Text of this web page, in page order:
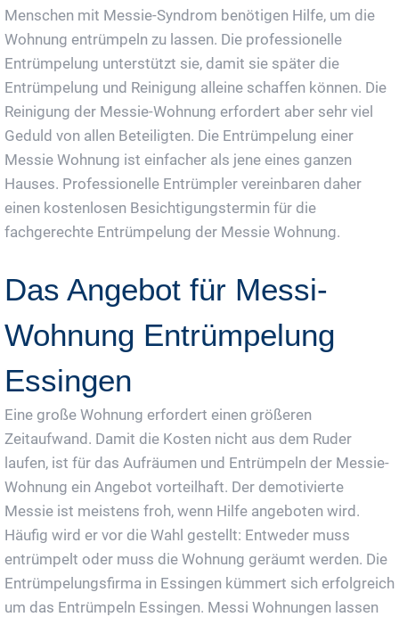
Menschen mit Messie-Syndrom benötigen Hilfe, um die
Wohnung entrümpeln zu lassen. Die professionelle
Entrümpelung unterstützt sie, damit sie später die
Entrümpelung und Reinigung alleine schaffen können. Die
Reinigung der Messie-Wohnung erfordert aber sehr viel
Geduld von allen Beteiligten. Die Entrümpelung einer
Messie Wohnung ist einfacher als jene eines ganzen
Hauses. Professionelle Entrümpler vereinbaren daher
einen kostenlosen Besichtigungstermin für die
fachgerechte Entrümpelung der Messie Wohnung.
Das Angebot für Messi-
Wohnung Entrümpelung
Essingen
Eine große Wohnung erfordert einen größeren
Zeitaufwand. Damit die Kosten nicht aus dem Ruder
laufen, ist für das Aufräumen und Entrümpeln der Messie-
Wohnung ein Angebot vorteilhaft. Der demotivierte
Messie ist meistens froh, wenn Hilfe angeboten wird.
Häufig wird er vor die Wahl gestellt: Entweder muss
entrümpelt oder muss die Wohnung geräumt werden. Die
Entrümpelungsfirma in Essingen kümmert sich erfolgreich
um das Entrümpeln Essingen. Messi Wohnungen lassen